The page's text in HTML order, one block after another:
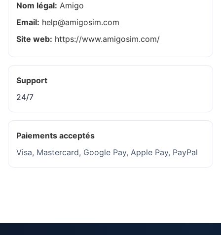
Nom légal: Amigo
Email: help@amigosim.com
Site web: https://www.amigosim.com/
Support
24/7
Paiements acceptés
Visa, Mastercard, Google Pay, Apple Pay, PayPal